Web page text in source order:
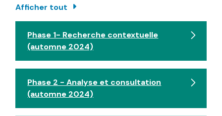
Afficher tout
Phase 1- Recherche contextuelle
(automne 2024)
Phase 2 - Analyse et consultation
(automne 2024)